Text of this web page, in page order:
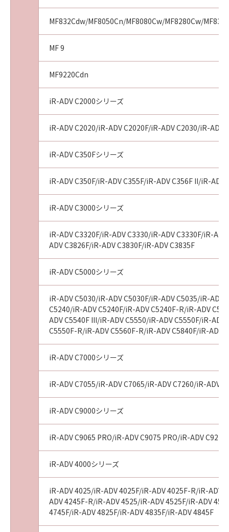
の他の条項は完全に有効に存続するものとしま
キヤノン株式会社
No.022774
MF832Cdw/MF8050Cn/MF8080Cw/MF8280Cw/
MF 9
MF9220Cdn
iR-ADV C2000シリーズ
iR-ADV C2020/iR-ADV C2020F/iR-ADV C2030/iR-
iR-ADV C350Fシリーズ
iR-ADV C350F/iR-ADV C355F/iR-ADV C356F II/iR-ADV
iR-ADV C3000シリーズ
iR-ADV C3320F/iR-ADV C3330/iR-ADV C3330F/iR-
ADV C3826F/iR-ADV C3830F/iR-ADV C3835F
iR-ADV C5000シリーズ
iR-ADV C5030/iR-ADV C5030F/iR-ADV C5035/iR-
C5240/iR-ADV C5240F/iR-ADV C5240F-R/iR-ADV
ADV C5540F III/iR-ADV C5550/iR-ADV C5550F/iR-
C5550F-R/iR-ADV C5560F-R/iR-ADV C5840F/iR-ADV
iR-ADV C7000シリーズ
iR-ADV C7055/iR-ADV C7065/iR-ADV C7260/iR-ADV
iR-ADV C9000シリーズ
iR-ADV C9065 PRO/iR-ADV C9075 PRO/iR-ADV
iR-ADV 4000シリーズ
iR-ADV 4025/iR-ADV 4025F/iR-ADV 4025F-R/iR-ADV
ADV 4245F-R/iR-ADV 4525/iR-ADV 4525F/iR-ADV
4745F/iR-ADV 4825F/iR-ADV 4835F/iR-ADV 4845F